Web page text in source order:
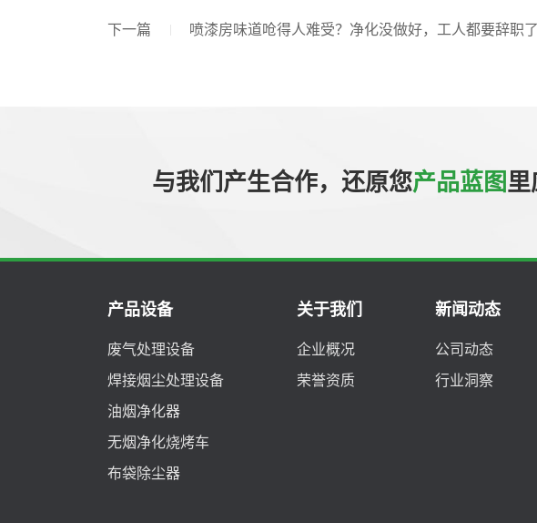
下一篇 喷漆房味道呛得人难受？净化没做好，工人都要辞职
与我们产生合作，还原您产品蓝图 里
产品设备
废气处理设备
焊接烟尘处理设备
油烟净化器
无烟净化烧烤车
布袋除尘器
关于我们
企业概况
荣誉资质
新闻动态
公司动态
行业洞察